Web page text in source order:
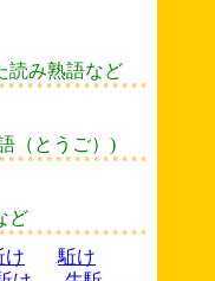
読み熟語など
（とうご）)
ど
け
駈け